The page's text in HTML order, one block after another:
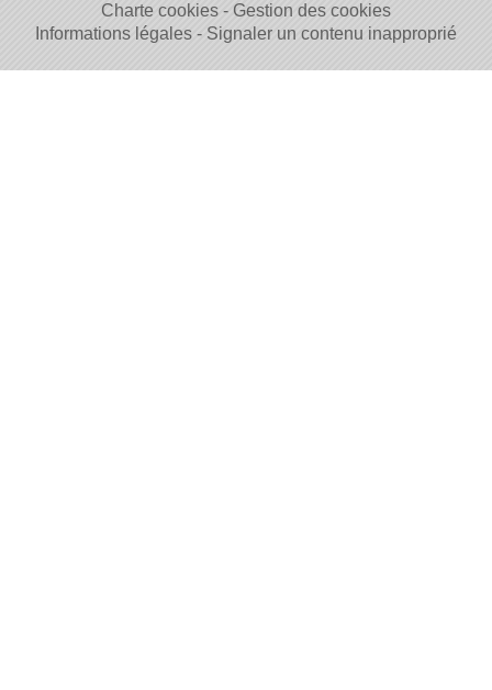
Charte cookies
Gestion des cookies
Informations légales
Signaler un contenu inapproprié